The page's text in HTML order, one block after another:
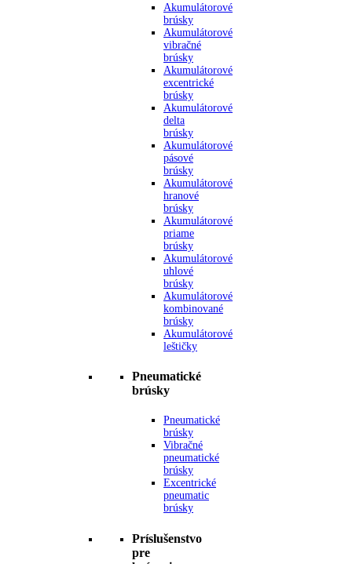
Akumulátorové
brúsky
Akumulátorové
vibračné
brúsky
Akumulátorové
excentrické
brúsky
Akumulátorové
delta
brúsky
Akumulátorové
pásové
brúsky
Akumulátorové
hranové
brúsky
Akumulátorové
priame
brúsky
Akumulátorové
uhlové
brúsky
Akumulátorové
kombinované
brúsky
Akumulátorové
leštičky
Pneumatické
brúsky
Pneumatické
brúsky
Vibračné
pneumatické
brúsky
Excentrické
pneumatic
brúsky
Príslušenstvo
pre